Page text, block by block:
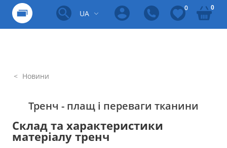
UA
0 0
Новини
Тренч - плащ і переваги тканини
Склад та характеристики
матеріалу тренч